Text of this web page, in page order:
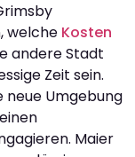
welche Kosten
andere Stadt
Zeit sein.
neue Umgebung
Maier